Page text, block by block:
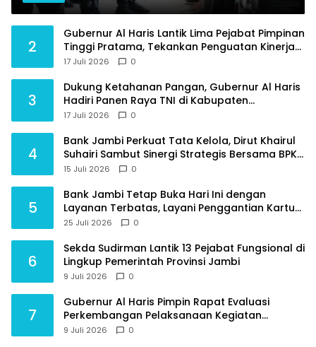
Raden Mattaher
2
Gubernur Al Haris Lantik Lima Pejabat Pimpinan
Tinggi Pratama, Tekankan Penguatan Kinerja
dan Integritas
17 Juli 2026 0
3
Dukung Ketahanan Pangan, Gubernur Al Haris
Hadiri Panen Raya TNI di Kabupaten
Tanjungjabung Timur
17 Juli 2026 0
4
Bank Jambi Perkuat Tata Kelola, Dirut Khairul
Suhairi Sambut Sinergi Strategis Bersama BPKP
Jambi
15 Juli 2026 0
5
Bank Jambi Tetap Buka Hari Ini dengan
Layanan Terbatas, Layani Penggantian Kartu
ATM dan Perubahan PIN
25 Juli 2026 0
6
Sekda Sudirman Lantik 13 Pejabat Fungsional di
Lingkup Pemerintah Provinsi Jambi
9 Juli 2026 0
7
Gubernur Al Haris Pimpin Rapat Evaluasi
Perkembangan Pelaksanaan Kegiatan
Pembangunan Triwulan II TA 2026
9 Juli 2026 0